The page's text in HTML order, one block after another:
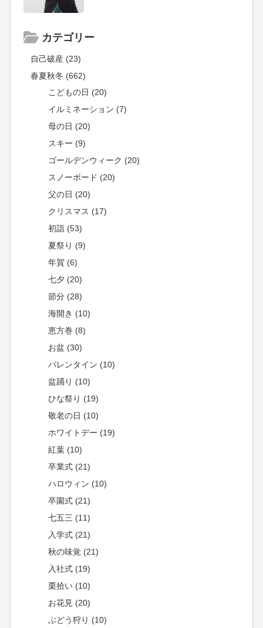
カテゴリー
自己破産 (23)
春夏秋冬 (662)
こどもの日 (20)
イルミネーション (7)
母の日 (20)
スキー (9)
ゴールデンウィーク (20)
スノーボード (20)
父の日 (20)
クリスマス (17)
初詣 (53)
夏祭り (9)
年賀 (6)
七夕 (20)
節分 (28)
海開き (10)
恵方巻 (8)
お盆 (30)
バレンタイン (10)
盆踊り (10)
ひな祭り (19)
敬老の日 (10)
ホワイトデー (19)
紅葉 (10)
卒業式 (21)
ハロウィン (10)
卒園式 (21)
七五三 (11)
入学式 (21)
秋の味覚 (21)
入社式 (19)
栗拾い (10)
お花見 (20)
ぶどう狩り (10)